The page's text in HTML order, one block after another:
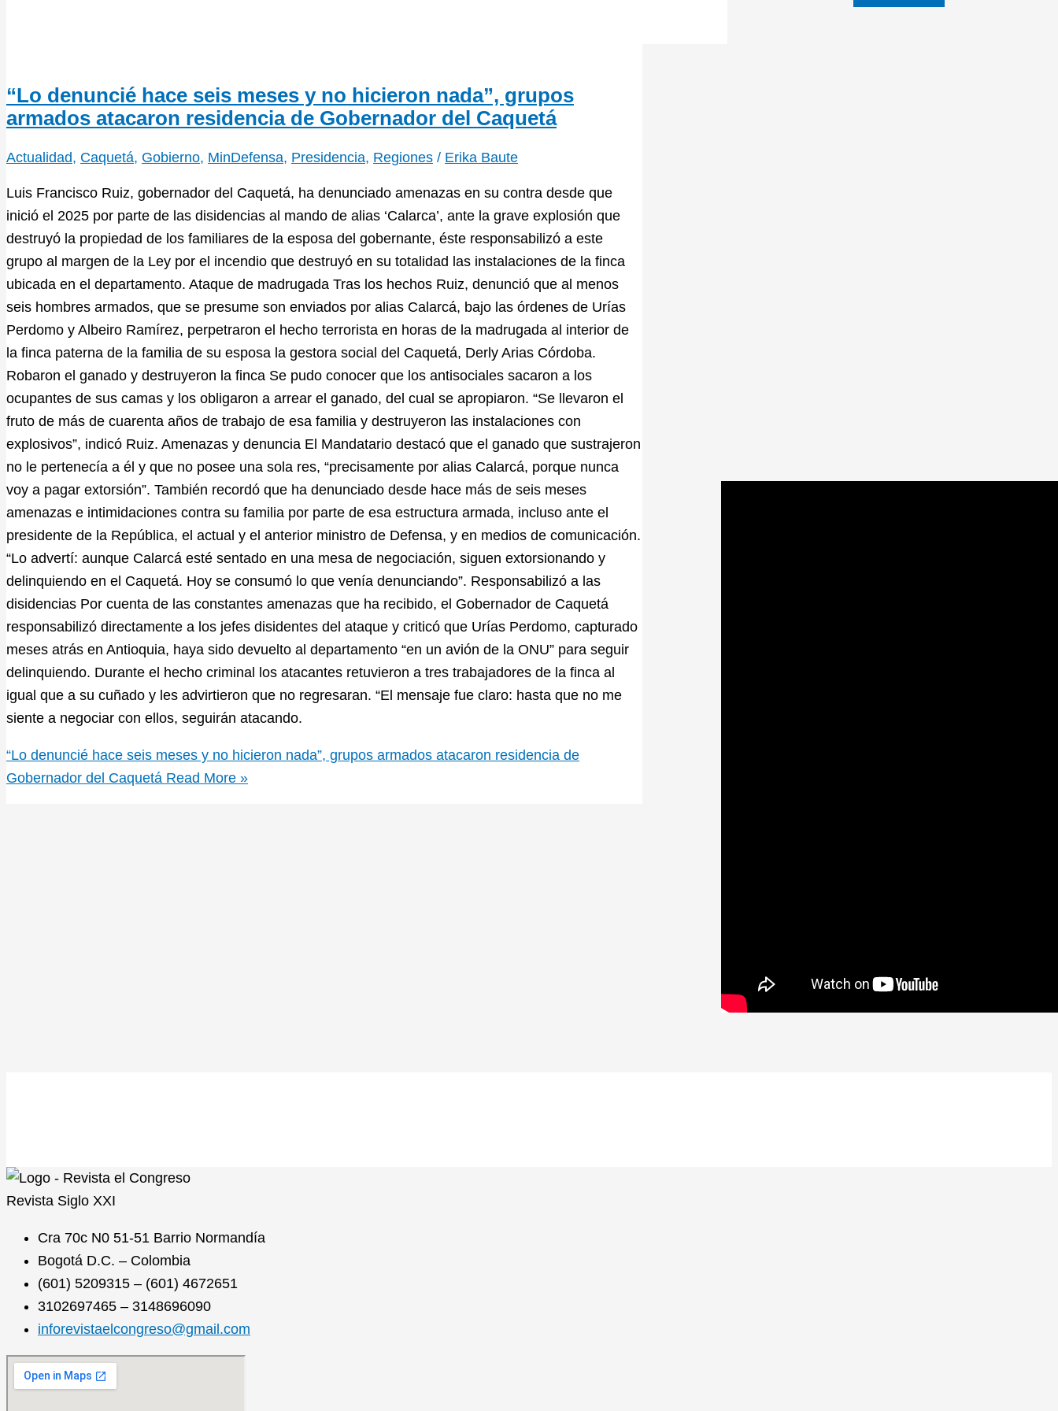
“Lo denuncié hace seis meses y no hicieron nada”, grupos
armados atacaron residencia de Gobernador del Caquetá
Actualidad, Caquetá, Gobierno, MinDefensa, Presidencia, Regiones / Erika Baute
Luis Francisco Ruiz, gobernador del Caquetá, ha denunciado amenazas en su contra desde que
inició el 2025 por parte de las disidencias al mando de alias ‘Calarca’, ante la grave explosión que
destruyó la propiedad de los familiares de la esposa del gobernante, éste responsabilizó a este
grupo al margen de la Ley por el incendio que destruyó en su totalidad las instalaciones de la finca
ubicada en el departamento. Ataque de madrugada Tras los hechos Ruiz, denunció que al menos
seis hombres armados, que se presume son enviados por alias Calarcá, bajo las órdenes de Urías
Perdomo y Albeiro Ramírez, perpetraron el hecho terrorista en horas de la madrugada al interior de
la finca paterna de la familia de su esposa la gestora social del Caquetá, Derly Arias Córdoba.
Robaron el ganado y destruyeron la finca Se pudo conocer que los antisociales sacaron a los
ocupantes de sus camas y los obligaron a arrear el ganado, del cual se apropiaron. “Se llevaron el
fruto de más de cuarenta años de trabajo de esa familia y destruyeron las instalaciones con
explosivos”, indicó Ruiz. Amenazas y denuncia El Mandatario destacó que el ganado que sustrajeron
no le pertenecía a él y que no posee una sola res, “precisamente por alias Calarcá, porque nunca
voy a pagar extorsión”. También recordó que ha denunciado desde hace más de seis meses
amenazas e intimidaciones contra su familia por parte de esa estructura armada, incluso ante el
presidente de la República, el actual y el anterior ministro de Defensa, y en medios de comunicación.
“Lo advertí: aunque Calarcá esté sentado en una mesa de negociación, siguen extorsionando y
delinquiendo en el Caquetá. Hoy se consumó lo que venía denunciando”. Responsabilizó a las
disidencias Por cuenta de las constantes amenazas que ha recibido, el Gobernador de Caquetá
responsabilizó directamente a los jefes disidentes del ataque y criticó que Urías Perdomo, capturado
meses atrás en Antioquia, haya sido devuelto al departamento “en un avión de la ONU” para seguir
delinquiendo. Durante el hecho criminal los atacantes retuvieron a tres trabajadores de la finca al
igual que a su cuñado y les advirtieron que no regresaran. “El mensaje fue claro: hasta que no me
siente a negociar con ellos, seguirán atacando.
“Lo denuncié hace seis meses y no hicieron nada”, grupos armados atacaron residencia de
Gobernador del Caquetá Read More »
Revista Siglo XXI
Cra 70c N0 51-51 Barrio Normandía
Bogotá D.C. – Colombia
(601) 5209315 – (601) 4672651
3102697465 – 3148696090
inforevistaelcongreso@gmail.com